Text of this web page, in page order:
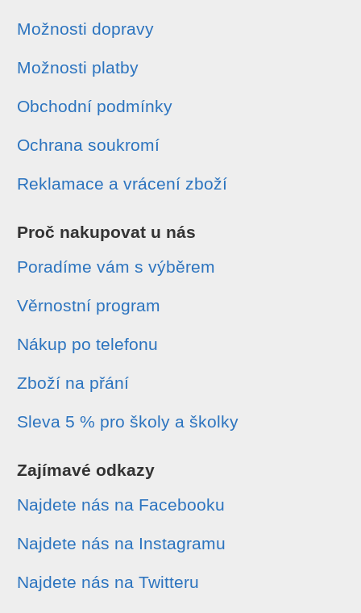
Možnosti dopravy
Možnosti platby
Obchodní podmínky
Ochrana soukromí
Reklamace a vrácení zboží
Proč nakupovat u nás
Poradíme vám s výběrem
Věrnostní program
Nákup po telefonu
Zboží na přání
Sleva 5 % pro školy a školky
Zajímavé odkazy
Najdete nás na Facebooku
Najdete nás na Instagramu
Najdete nás na Twitteru